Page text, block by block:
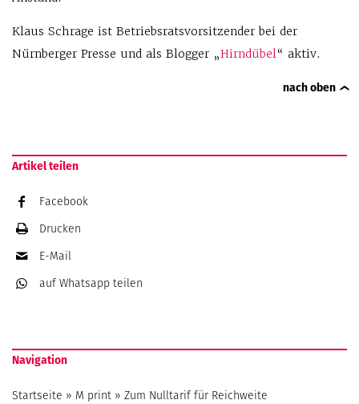
Klaus Schrage ist Betriebsratsvorsitzender bei der
Nürnberger Presse und als Blogger „Hirndübel“ aktiv.
nach oben
Artikel teilen
Facebook
Drucken
E-Mail
auf Whatsapp teilen
Navigation
Startseite » M print » Zum Nulltarif für Reichweite